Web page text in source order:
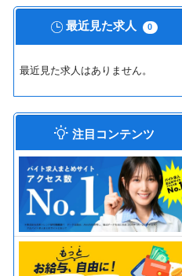
最近見た求人 0
最近見た求人はありません。
注目コンテンツ